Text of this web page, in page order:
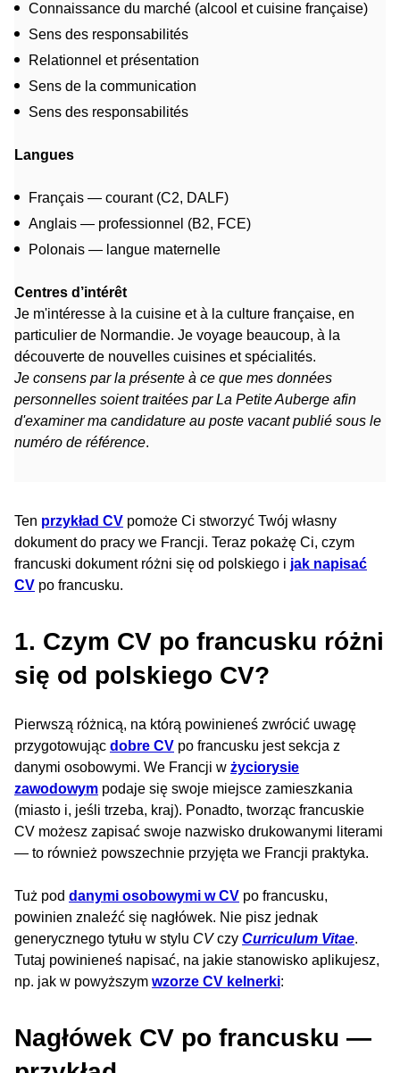
Connaissance du marché (alcool et cuisine française)
Sens des responsabilités
Relationnel et présentation
Sens de la communication
Sens des responsabilités
Langues
Français — courant (C2, DALF)
Anglais — professionnel (B2, FCE)
Polonais — langue maternelle
Centres d’intérêt
Je m'intéresse à la cuisine et à la culture française, en
particulier de Normandie. Je voyage beaucoup, à la
découverte de nouvelles cuisines et spécialités.
Je consens par la présente à ce que mes données
personnelles soient traitées par La Petite Auberge afin
d'examiner ma candidature au poste vacant publié sous le
numéro de référence.
Ten przykład CV pomoże Ci stworzyć Twój własny
dokument do pracy we Francji. Teraz pokażę Ci, czym
francuski dokument różni się od polskiego i jak napisać
CV po francusku.
1. Czym CV po francusku różni
się od polskiego CV?
Pierwszą różnicą, na którą powinieneś zwrócić uwagę
przygotowując dobre CV po francusku jest sekcja z
danymi osobowymi. We Francji w życiorysie
zawodowym podaje się swoje miejsce zamieszkania
(miasto i, jeśli trzeba, kraj). Ponadto, tworząc francuskie
CV możesz zapisać swoje nazwisko drukowanymi literami
— to również powszechnie przyjęta we Francji praktyka.
Tuż pod danymi osobowymi w CV po francusku,
powinien znaleźć się nagłówek. Nie pisz jednak
generycznego tytułu w stylu CVczy Curriculum Vitae.
Tutaj powinieneś napisać, na jakie stanowisko aplikujesz,
np. jak w powyższym wzorze CV kelnerki:
Nagłówek CV po francusku —